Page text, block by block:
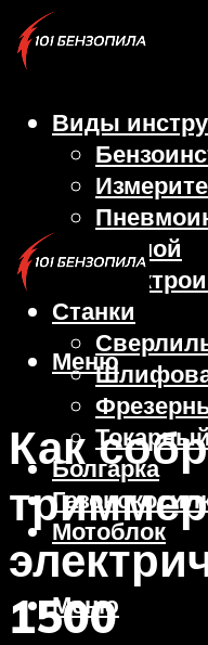
Виды
Ручной
Станки
Болгарка
Мотоблок
Меню
Меню
Как
триммер
1500